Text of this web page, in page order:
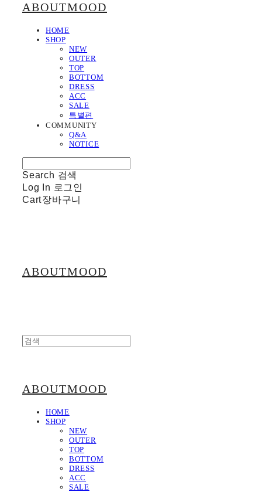
ABOUTMOOD
HOME
SHOP
NEW
OUTER
TOP
BOTTOM
DRESS
ACC
SALE
특별편
COMMUNITY
Q&A
NOTICE
Search 검색
Log In 로그인
Cart장바구니
ABOUTMOOD
ABOUTMOOD
HOME
SHOP
NEW
OUTER
TOP
BOTTOM
DRESS
ACC
SALE